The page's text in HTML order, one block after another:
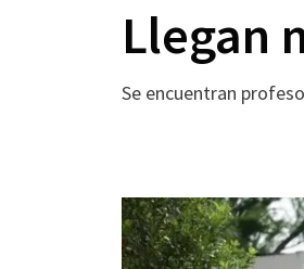
Llegan
Se encuentran